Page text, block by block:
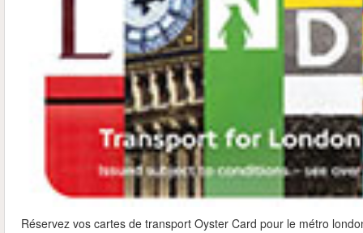
Réservez vos cartes de transport Oyster Card pour le métro